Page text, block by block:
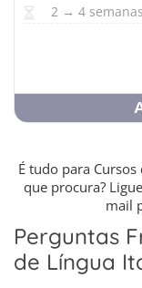
2 → 4
É tudo para
que procura?
mail
Perguntas
de Língua